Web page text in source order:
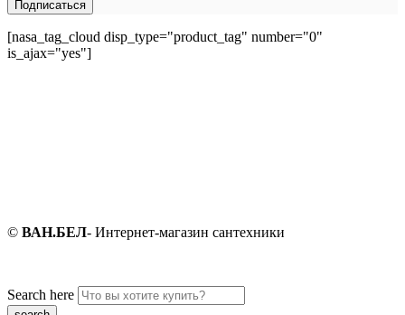
[nasa_tag_cloud disp_type="product_tag" number="0"
is_ajax="yes"]
© ВАН.БЕЛ- Интернет-магазин сантехники
Search here